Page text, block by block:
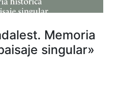
Memoria
singular»